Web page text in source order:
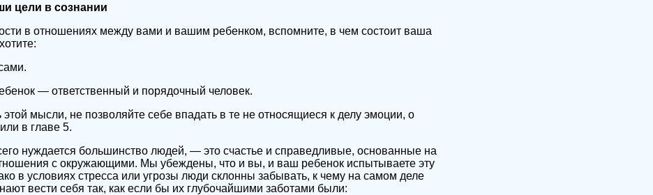
цели в сознании
в отношениях между вами и вашим ребенком, вспомните, в чем состоит ваша
— ответственный и порядочный человек.
мысли, не позволяйте себе впадать в те не относящиеся к делу эмоции, о
в главе 5.
нуждается большинство людей, — это счастье и справедливые, основанные на
с окружающими. Мы убеждены, что и вы, и ваш ребенок испытываете эту
в условиях стресса или угрозы люди склонны забывать, к чему на самом деле
вести себя так, как если бы их глубочайшими заботами были: